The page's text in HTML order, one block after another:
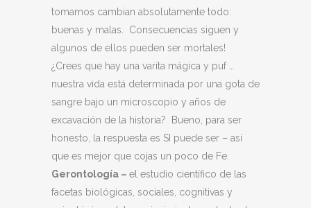
tomamos cambian absolutamente todo:
buenas y malas. Consecuencias siguen y
algunos de ellos pueden ser mortales!
¿Crees que hay una varita mágica y puf …
nuestra vida está determinada por una gota de
sangre bajo un microscopio y años de
excavación de la historia? Bueno, para ser
honesto, la respuesta es SI puede ser – así
que es mejor que cojas un poco de Fe.
Gerontología – el estudio científico de las
facetas biológicas, sociales, cognitivas y